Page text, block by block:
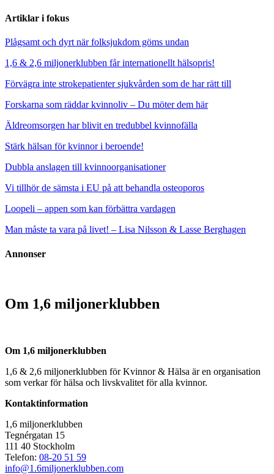
Artiklar i fokus
Plågsamt och dyrt när folksjukdom göms undan
1,6 & 2,6 miljonerklubben får internationellt hälsopris!
Förvägra inte strokepatienter sjukvården som de har rätt till
Forskarna som räddar kvinnoliv – Du möter dem här
Äldreomsorgen har blivit en tredubbel kvinnofälla
Stärk hälsan för kvinnor i beroende!
Dubbla anslagen till kvinnoorganisationer
Vi tillhör de sämsta i EU på att behandla osteoporos
Loopeli – appen som kan förbättra vardagen
Man måste ta vara på livet! – Lisa Nilsson & Lasse Berghagen
Annonser
Om 1,6 miljonerklubben
Om 1,6 miljonerklubben
1,6 & 2,6 miljonerklubben för Kvinnor & Hälsa är en organisation
som verkar för hälsa och livskvalitet för alla kvinnor.
Kontaktinformation
1,6 miljonerklubben
Tegnérgatan 15
111 40 Stockholm
Telefon: 08-20 51 59
info@1.6miljonerklubben.com